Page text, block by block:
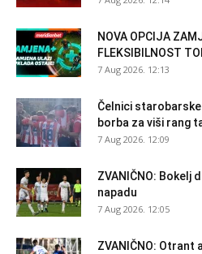
NOVA OPCIJA
FLEKSIBILNOST
7 Aug 2026. 12:13
Čelnici
borba za viši rang
7 Aug 2026. 12:09
ZVANIČNO: Bokelj
napadu
7 Aug 2026. 12:05
ZVANIČNO: Otrant